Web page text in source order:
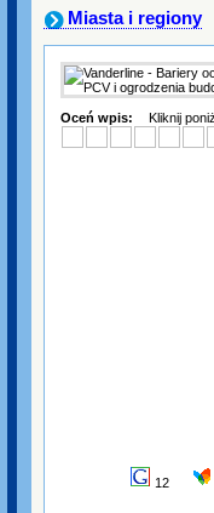
Miasta i regiony
Oceń wpis: Kliknij
12